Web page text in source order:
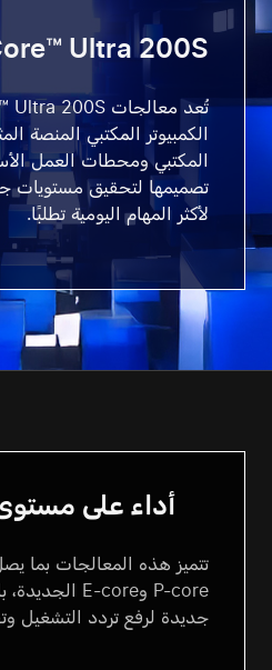
Ultra 200S
الكمبيوتر المكتبي المنصة
المكتبي ومحطات العمل
تصميمها لتحقيق مستويات
لأكثر المهام اليومية تطلبًا.
أداء على
P-core وE-core الجديدة،
جديدة لرفع تردد التشغيل